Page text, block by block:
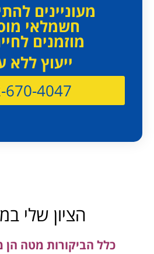
מעוניינים
חשמלאי
מוזמנים
ייעוץ ללא
670-4047
הציון שלי
כלל הביקורות מטה